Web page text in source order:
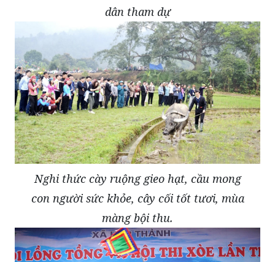
dân tham dự
Nghi thức cày ruộng gieo hạt, cầu mong
con người sức khỏe, cây cối tốt tươi, mùa
màng bội thu.